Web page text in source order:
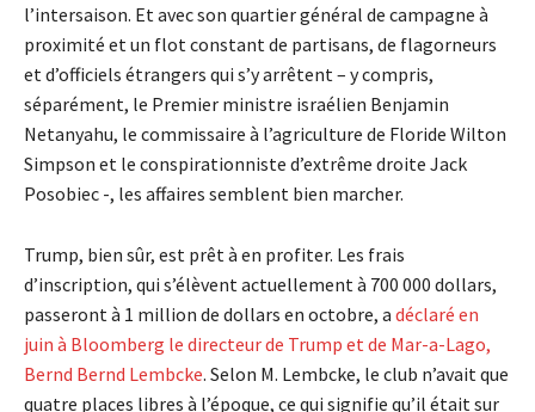
l’intersaison. Et avec son quartier général de campagne à
proximité et un flot constant de partisans, de flagorneurs
et d’officiels étrangers qui s’y arrêtent – y compris,
séparément, le Premier ministre israélien Benjamin
Netanyahu, le commissaire à l’agriculture de Floride Wilton
Simpson et le conspirationniste d’extrême droite Jack
Posobiec -, les affaires semblent bien marcher.
Trump, bien sûr, est prêt à en profiter. Les frais
d’inscription, qui s’élèvent actuellement à 700 000 dollars,
passeront à 1 million de dollars en octobre, a déclaré en
juin à Bloomberg le directeur de Trump et de Mar-a-Lago,
Bernd Bernd Lembcke. Selon M. Lembcke, le club n’avait que
quatre places libres à l’époque, ce qui signifie qu’il était sur